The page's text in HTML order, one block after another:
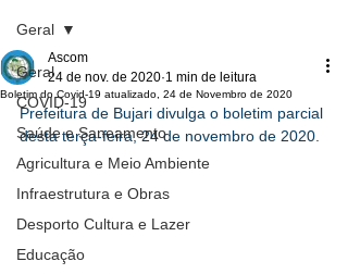
Geral
COVID-19
Saúde e Saneamento
Agricultura e Meio Ambiente
Infraestrutura e Obras
Desporto Cultura e Lazer
Educação
Geral
Boletim do Covid-19 atualizado, 24 de Novembro de 2020
Ascom
24 de nov. de 2020 1 min de leitura
Prefeitura de Bujari divulga o boletim parcial
desta terça-feira, 24 de novembro de 2020.